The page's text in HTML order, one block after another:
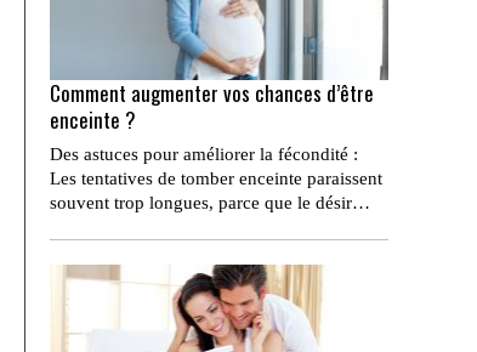
Comment augmenter vos chances d’être
enceinte ?
Des astuces pour améliorer la fécondité :
Les tentatives de tomber enceinte paraissent
souvent trop longues, parce que le désir…